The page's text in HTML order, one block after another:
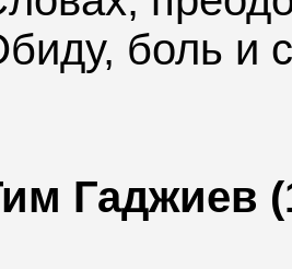
боль и
Гаджиев